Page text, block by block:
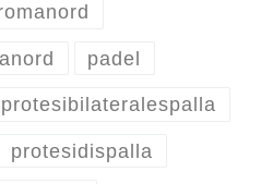
padel
protesibilateralespalla
protesidispalla